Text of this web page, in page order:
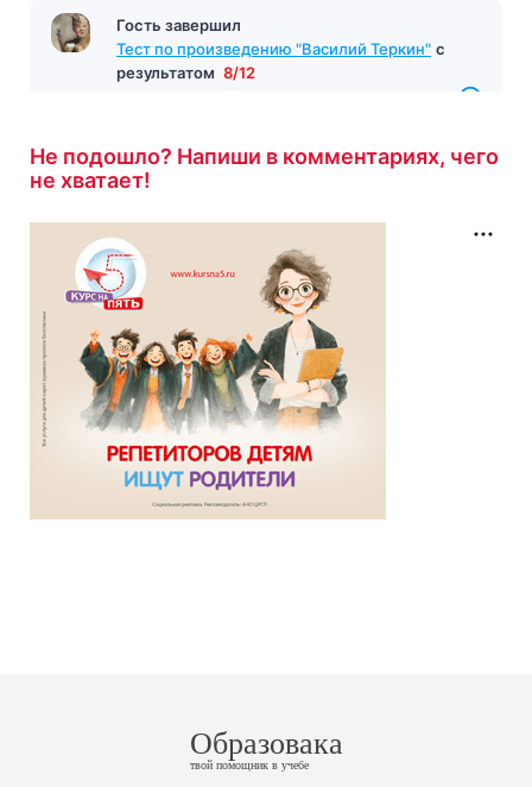
Гость завершил
Тест по произведению "Василий Теркин" с
результатом 8/12
Не подошло? Напиши в комментариях, чего
не хватает!
Образовака
твой помощник в учебе